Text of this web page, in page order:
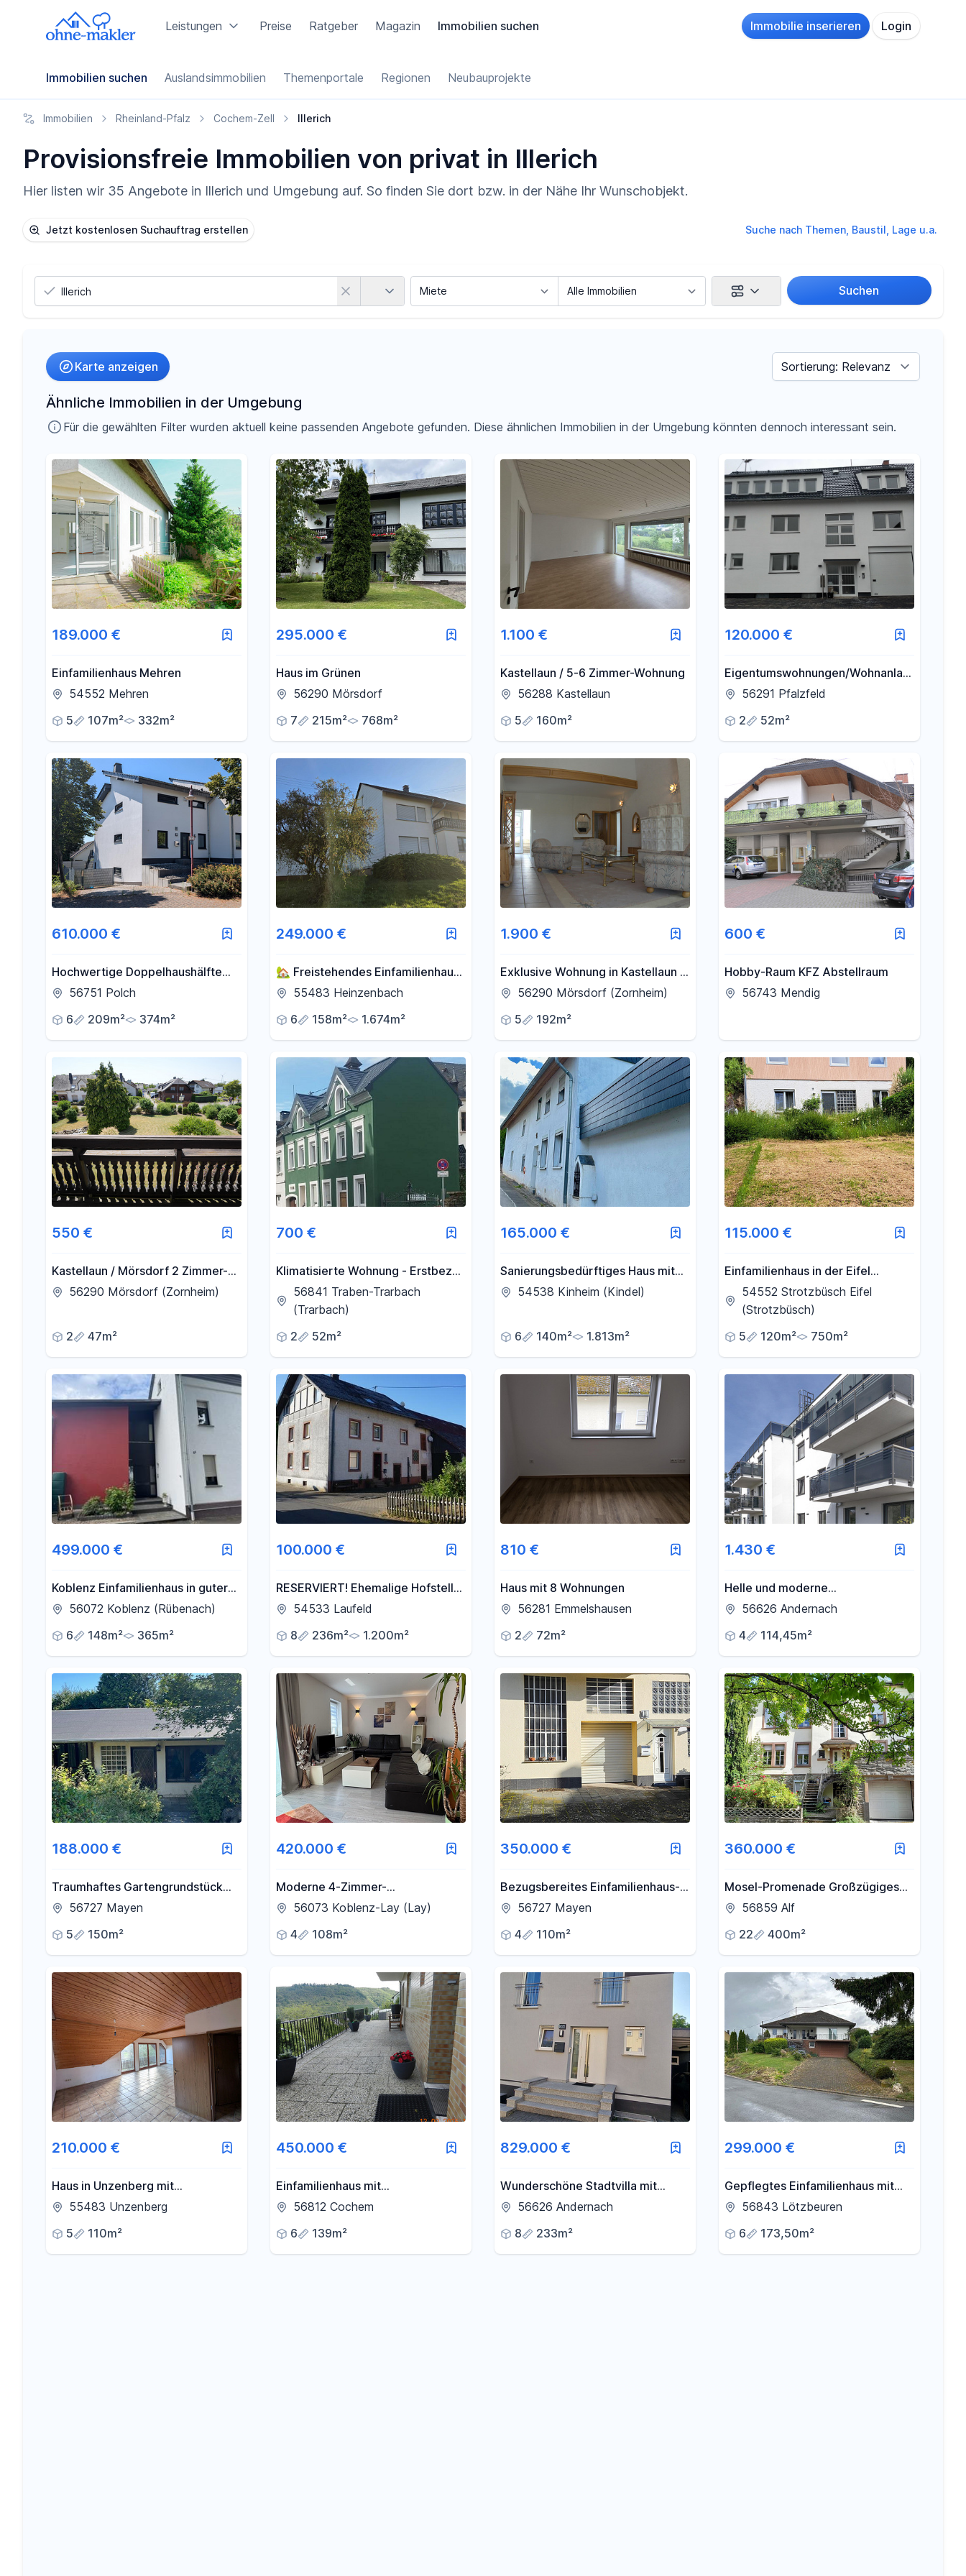
Leistungen Preise Ratgeber Magazin Immobilien suchen Immobilie inserieren Login
Immobilien suchen Auslandsimmobilien Themenportale Regionen Neubauprojekte
Immobilien Rheinland-Pfalz Cochem-Zell Illerich
Provisionsfreie Immobilien von privat in Illerich
Hier listen wir 35 Angebote in Illerich und Umgebung auf. So finden Sie dort bzw. in der Nähe Ihr Wunschobjekt.
Jetzt kostenlosen Suchauftrag erstellen Suche nach Themen, Baustil, Lage u.a.
Suchen
Filter für Preis zurücksetzen
Fläche - m²
Filter für Fläche zurücksetzen
Karte anzeigen
Sortieren nach
Ähnliche Immobilien in der Umgebung
Für die gewählten Filter wurden aktuell keine passenden Angebote gefunden. Diese ähnlichen Immobilien in der Umgebung könnten dennoch interessant sein.
189.000 €
Einfamilienhaus Mehren
54552 Mehren
5
107m² 332m²
295.000 €
Haus im Grünen
56290 Mörsdorf
7
215m² 768m²
1.100 €
Kastellaun / 5-6 Zimmer-Wohnung
56288 Kastellaun
5
160m²
120.000 €
Eigentumswohnungen/Wohnanlage
im 5 Familienhaus 52qm-106qm
56291 Pfalzfeld
2
52m²
610.000 €
Hochwertige Doppelhaushälfte
mit einzigartiger Aussicht über
56751 Polch
6
209m² 374m²
249.000 €
🏡 Freistehendes Einfamilienhaus
mit großer Scheune auf 1.674 m²
55483 Heinzenbach
6
158m² 1.674m²
1.900 €
Exklusive Wohnung in Kastellaun /
Mörsdorf
56290 Mörsdorf (Zornheim)
5
192m²
600 €
Hobby-Raum KFZ Abstellraum
56743 Mendig
550 €
Kastellaun / Mörsdorf 2 Zimmer-
Wohnung
56290 Mörsdorf (Zornheim)
2 47m²
700 €
Klimatisierte Wohnung - Erstbezug
nach Kernsanierung
56841 Traben-Trarbach
(Trarbach)
2
52m²
165.000 €
Sanierungsbedürftiges Haus mit
großem Grundstück
54538 Kinheim (Kindel)
6 140m² 1.813m²
115.000 €
Einfamilienhaus in der Eifel
zuverkaufen
54552 Strotzbüsch Eifel
(Strotzbüsch)
5
120m² 750m²
499.000 €
Koblenz Einfamilienhaus in guter
Lage56072 Koblenz (Rübenach)
6
148m² 365m²
100.000 €
RESERVIERT! Ehemalige Hofstelle
mit enormem Potenzial und
54533 Laufeld
8
236m² 1.200m²
810 €
Haus mit 8 Wohnungen
56281 Emmelshausen
2
72m²
1.430 €
Helle und moderne
Wohnatmosphäre in einer 4-
56626 Andernach
4
114,45m²
188.000 €
Traumhaftes Gartengrundstück
mit entkerntem Einfamilienhaus
56727 Mayen
5
150m²
420.000 €
Moderne 4-Zimmer-
Designwohnung mit höchster
56073 Koblenz-Lay (Lay)
4
108m²
350.000 €
Bezugsbereites Einfamilienhaus-
Raumwunder im Zentrum von
56727 Mayen
4
110m²
360.000 €
Mosel-Promenade Großzügiges
Anwesen für Individualisten
56859 Alf
22
400m²
210.000 €
Haus in Unzenberg mit
Ausbaureserve
55483 Unzenberg
5
110m²
450.000 €
Einfamilienhaus mit
Einliegerwohnung in Cochem
56812 Cochem
6
139m²
829.000 €
Wunderschöne Stadtvilla mit
Einliegerwohnung z.B. direkt mit
56626 Andernach
8
233m²
299.000 €
Gepflegtes Einfamilienhaus mit
großem Grundstück zu verkaufen
56843 Lötzbeuren
6
173,50m²